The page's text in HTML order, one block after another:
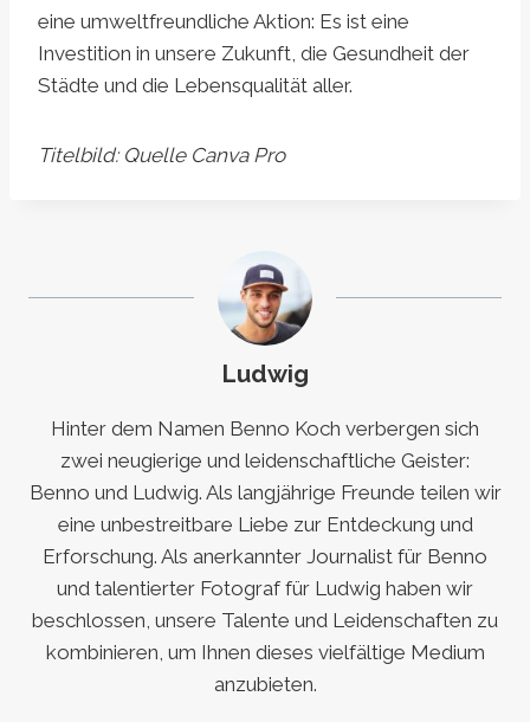
eine umweltfreundliche Aktion: Es ist eine
Investition in unsere Zukunft, die Gesundheit der
Städte und die Lebensqualität aller.
Titelbild: Quelle Canva Pro
Ludwig
Hinter dem Namen Benno Koch verbergen sich
zwei neugierige und leidenschaftliche Geister:
Benno und Ludwig. Als langjährige Freunde teilen wir
eine unbestreitbare Liebe zur Entdeckung und
Erforschung. Als anerkannter Journalist für Benno
und talentierter Fotograf für Ludwig haben wir
beschlossen, unsere Talente und Leidenschaften zu
kombinieren, um Ihnen dieses vielfältige Medium
anzubieten.